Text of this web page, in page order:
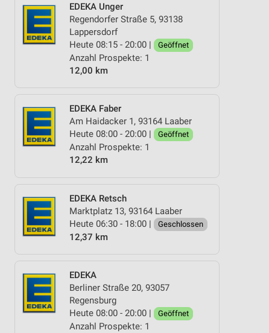
EDEKA Unger
Regendorfer Straße 5, 93138
Lappersdorf
Heute 08:15 - 20:00 |
Geöffnet
Anzahl Prospekte: 1
12,00 km
EDEKA Faber
Am Haidacker 1, 93164 Laaber
Heute 08:00 - 20:00 |
Geöffnet
Anzahl Prospekte: 1
12,22 km
EDEKA Retsch
Marktplatz 13, 93164 Laaber
Heute 06:30 - 18:00 |
Geschlossen
12,37 km
EDEKA
Berliner Straße 20, 93057
Regensburg
Heute 08:00 - 20:00 |
Geöffnet
Anzahl Prospekte: 1